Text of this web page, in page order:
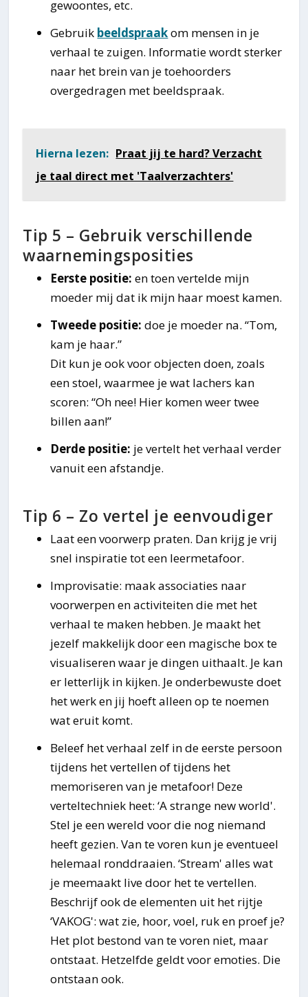
gewoontes, etc.
Gebruik beeldspraakom mensen in je
verhaal te zuigen. Informatie wordt sterker
naar het brein van je toehoorders
overgedragen met beeldspraak.
Hierna lezen: Praat jij te hard? Verzacht
je taal direct met 'Taalverzachters'
Tip 5 – Gebruik verschillende
waarnemingsposities
Eerste positie: en toen vertelde mijn
moeder mij dat ik mijn haar moest kamen.
Tweede positie: doe je moeder na. “Tom,
kam je haar.”
Dit kun je ook voor objecten doen, zoals
een stoel, waarmee je wat lachers kan
scoren: “Oh nee! Hier komen weer twee
billen aan!”
Derde positie: je vertelt het verhaal verder
vanuit een afstandje.
Tip 6 – Zo vertel je eenvoudiger
Laat een voorwerp praten. Dan krijg je vrij
snel inspiratie tot een leermetafoor.
Improvisatie: maak associaties naar
voorwerpen en activiteiten die met het
verhaal te maken hebben. Je maakt het
jezelf makkelijk door een magische box te
visualiseren waar je dingen uithaalt. Je kan
er letterlijk in kijken. Je onderbewuste doet
het werk en jij hoeft alleen op te noemen
wat eruit komt.
Beleef het verhaal zelf in de eerste persoon
tijdens het vertellen of tijdens het
memoriseren van je metafoor! Deze
verteltechniek heet: ‘A strange new world'.
Stel je een wereld voor die nog niemand
heeft gezien. Van te voren kun je eventueel
helemaal ronddraaien. ‘Stream' alles wat
je meemaakt live door het te vertellen.
Beschrijf ook de elementen uit het rijtje
‘VAKOG': wat zie, hoor, voel, ruk en proef je?
Het plot bestond van te voren niet, maar
ontstaat. Hetzelfde geldt voor emoties. Die
ontstaan ook.